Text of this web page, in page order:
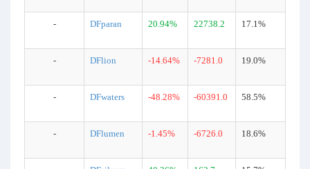
- DFparan 20.94% 22738.2 17.1%
- DFlion -14.64% -7281.0 19.0%
- DFwaters -48.28% -60391.0 58.5%
- DFlumen -1.45% -6726.0 18.6%